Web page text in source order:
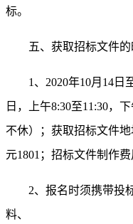
标。
五、获取招标文件的
1、 2020年10月14 日
日，上午8:30至11:30，
不休）；获取招标文件
元1801；招标文件制作
2、报名时须携带投
料、